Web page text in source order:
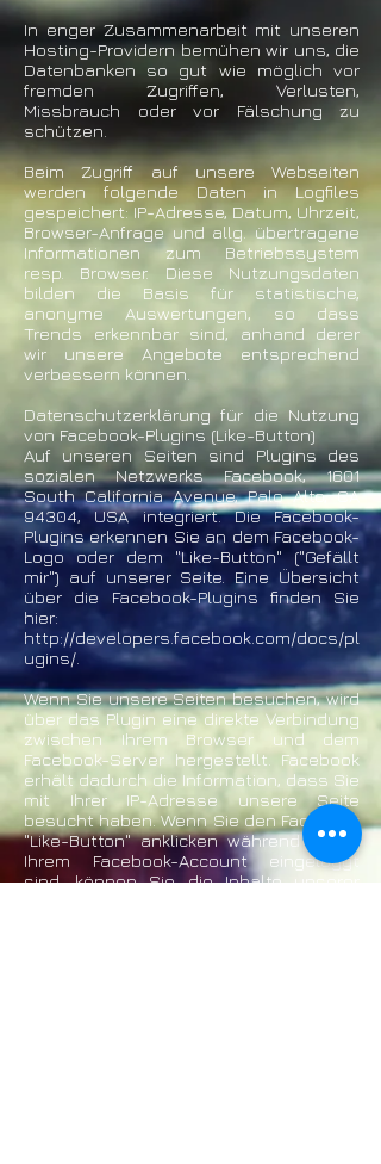
In enger Zusammenarbeit mit unseren
Hosting-Providern bemühen wir uns, die
Datenbanken so gut wie möglich vor
fremden Zugriffen, Verlusten,
Missbrauch oder vor Fälschung zu
schützen.
Beim Zugriff auf unsere Webseiten
werden folgende Daten in Logfiles
gespeichert: IP-Adresse, Datum, Uhrzeit,
Browser-Anfrage und allg. übertragene
Informationen zum Betriebssystem
resp. Browser. Diese Nutzungsdaten
bilden die Basis für statistische,
anonyme Auswertungen, so dass
Trends erkennbar sind, anhand derer
wir unsere Angebote entsprechend
verbessern können.
Datenschutzerklärung für die Nutzung
von Facebook-Plugins (Like-Button)
Auf unseren Seiten sind Plugins des
sozialen Netzwerks Facebook, 1601
South California Avenue, Palo Alto, CA
94304, USA integriert. Die Facebook-
Plugins erkennen Sie an dem Facebook-
Logo oder dem "Like-Button" ("Gefällt
mir") auf unserer Seite. Eine Übersicht
über die Facebook-Plugins finden Sie
hier:
http://developers.facebook.com/docs/pl
ugins/.
Wenn Sie unsere Seiten besuchen, wird
über das Plugin eine direkte Verbindung
zwischen Ihrem Browser und dem
Facebook-Server hergestellt. Facebook
erhält dadurch die Information, dass Sie
mit Ihrer IP-Adresse unsere Seite
besucht haben. Wenn Sie den Facebook
"Like-Button" anklicken während Sie in
Ihrem Facebook-Account eingeloggt
sind, können Sie die Inhalte unserer